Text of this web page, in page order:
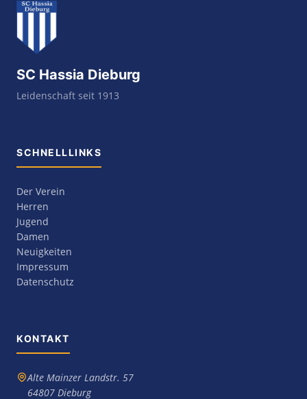
SC Hassia Dieburg
Leidenschaft seit 1913
SCHNELLLINKS
Der Verein
Herren
Jugend
Damen
Neuigkeiten
Impressum
Datenschutz
KONTAKT
Alte Mainzer Landstr. 57
64807 Dieburg